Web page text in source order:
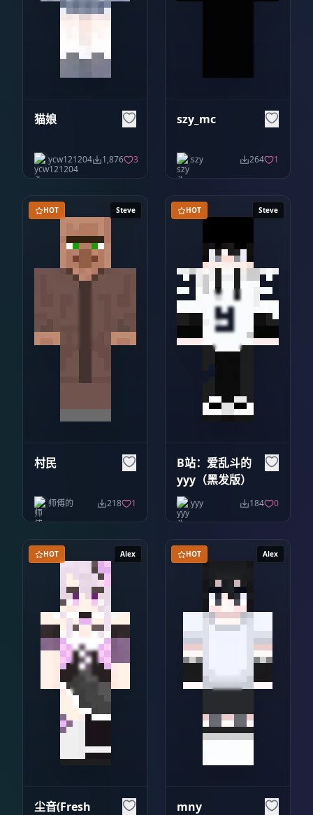
猫娘
ycw121204 1,876 3
szy_mc
szy 264 1
Steve
HOT
村民
师傅的 218 1
Steve
HOT
B站：爱乱斗的
yyy（黑发版）
yyy 184 0
Alex
HOT
尘音(Fresh
Alex
HOT
mny